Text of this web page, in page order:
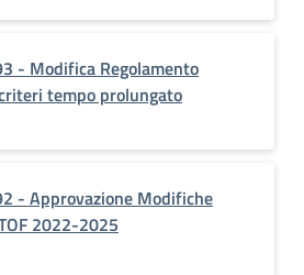
- Modifica Regolamento
tempo prolungato
- Approvazione Modifiche
2022-2025